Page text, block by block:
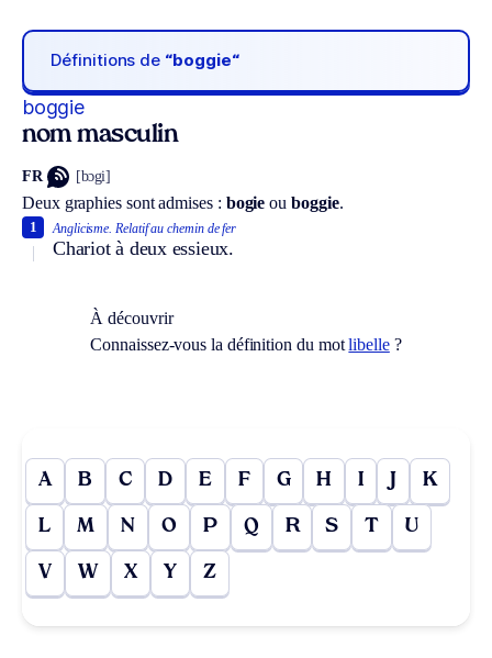
Définitions de “boggie“
boggie
nom masculin
FR [bɔgi]
Deux graphies sont admises : bogie ou boggie.
Anglicisme. Relatif au chemin de fer
Chariot à deux essieux.
1
À découvrir
Connaissez-vous la définition du motlibelle?
A B C D E F G H I J K
L M N O P Q R S T U
V W X Y Z